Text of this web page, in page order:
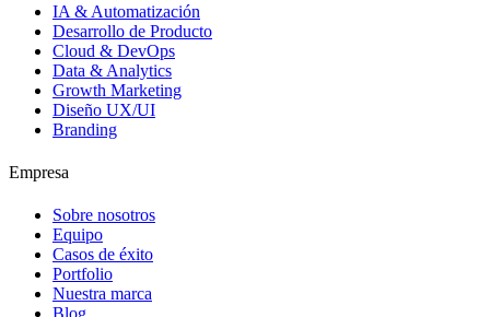
IA & Automatización
Desarrollo de Producto
Cloud & DevOps
Data & Analytics
Growth Marketing
Diseño UX/UI
Branding
Empresa
Sobre nosotros
Equipo
Casos de éxito
Portfolio
Nuestra marca